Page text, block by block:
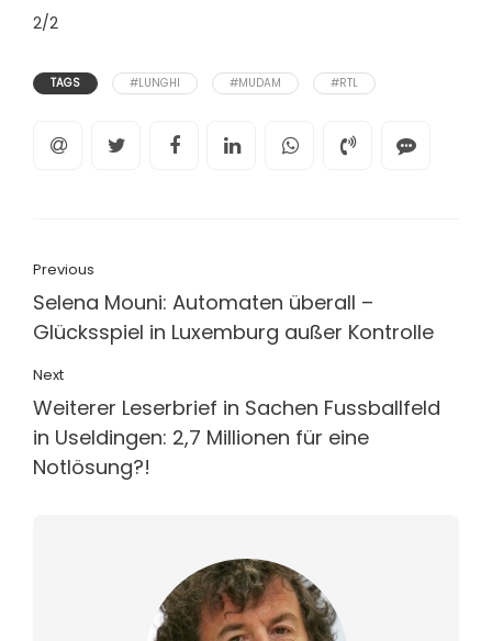
2/2
TAGS #LUNGHI #MUDAM #RTL
Previous
Selena Mouni: Automaten überall –
Glücksspiel in Luxemburg außer Kontrolle
Next
Weiterer Leserbrief in Sachen Fussballfeld
in Useldingen: 2,7 Millionen für eine
Notlösung?!